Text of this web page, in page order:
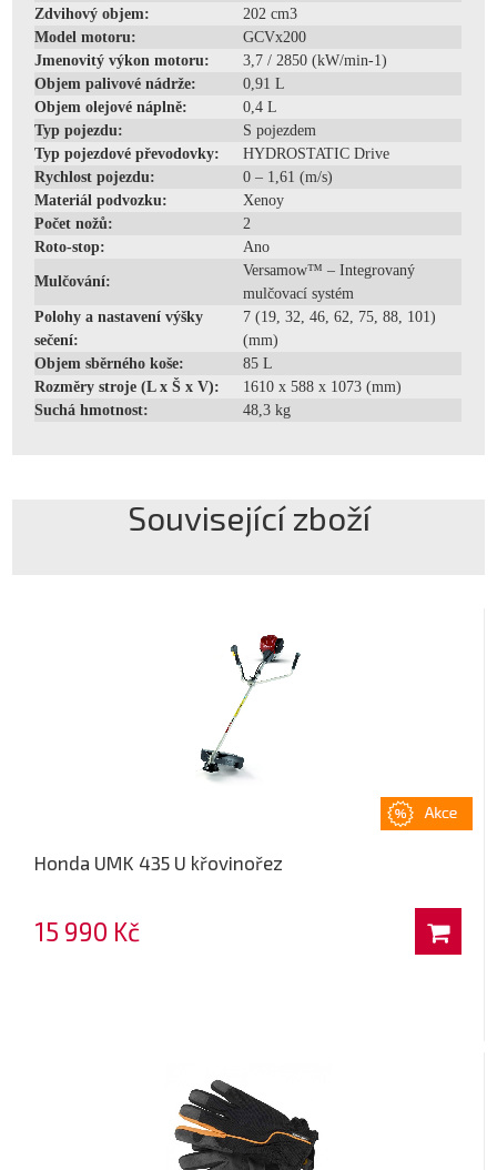
Zdvihový objem:
202 cm3
Model motoru:
GCVx200
Jmenovitý výkon motoru:
3,7 / 2850 (kW/min-1)
Objem palivové nádrže:
0,91 L
Objem olejové náplně:
0,4 L
Typ pojezdu:
S pojezdem
Typ pojezdové převodovky:
HYDROSTATIC Drive
Rychlost pojezdu:
0 – 1,61 (m/s)
Materiál podvozku:
Xenoy
Počet nožů:
2
Roto-stop:
Ano
Mulčování:
Versamow™ – Integrovaný
mulčovací systém
Polohy a nastavení výšky
sečení:
7 (19, 32, 46, 62, 75, 88, 101)
(mm)
Objem sběrného koše:
85 L
Rozměry stroje (L x Š x V):
1610 x 588 x 1073 (mm)
Suchá hmotnost:
48,3 kg
Související zboží
Honda UMK 435 U křovinořez
15 990 Kč